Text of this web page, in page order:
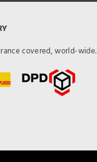
covered, world-wide.